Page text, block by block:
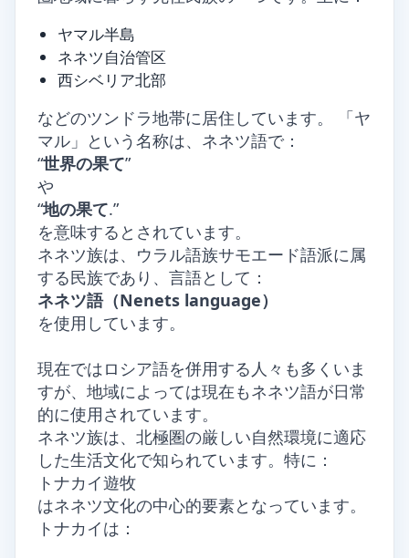
ヤマル半島
ネネツ自治管区
西シベリア北部
などのツンドラ地帯に居住しています。 「ヤ
マル」という名称は、ネネツ語で：
“世界の果て”
や
“地の果て.”
を意味するとされています。
ネネツ族は、ウラル語族サモエード語派に属
する民族であり、言語として：
ネネツ語（Nenets language）
を使用しています。
現在ではロシア語を併用する人々も多くいま
すが、地域によっては現在もネネツ語が日常
的に使用されています。
ネネツ族は、北極圏の厳しい自然環境に適応
した生活文化で知られています。特に：
トナカイ遊牧
はネネツ文化の中心的要素となっています。
トナカイは：